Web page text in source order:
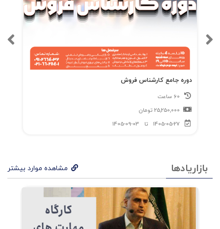
دوره جامع کارشناس فروش
25,250,000 تومان
1405-05-27
تا 1405-09-03
بازاریادها مشاهده موارد بیشتر